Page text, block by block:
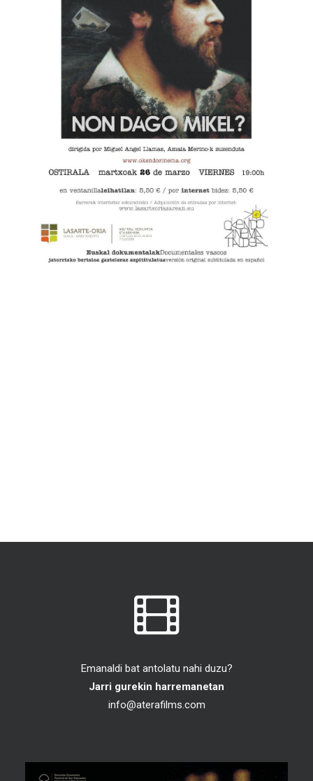
Emanaldi bat antolatu nahi duzu?
Jarri gurekin harremanetan
info@aterafilms.com